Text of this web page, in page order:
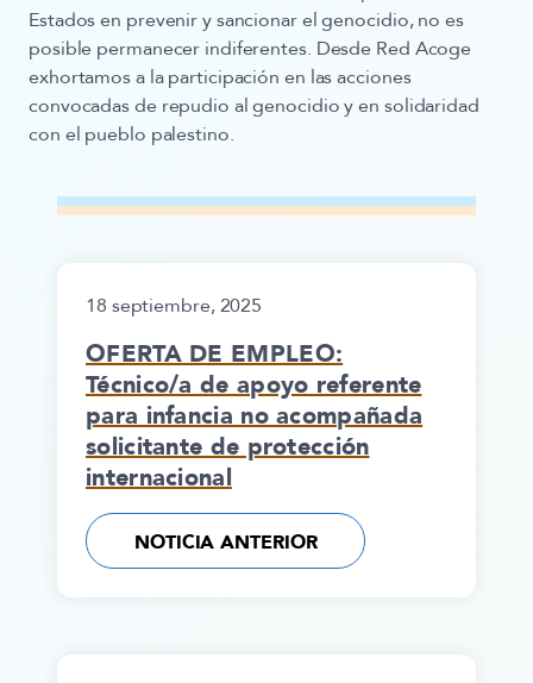
Estados en prevenir y sancionar el genocidio, no es
posible permanecer indiferentes. Desde Red Acoge
exhortamos a la participación en las acciones
convocadas de repudio al genocidio y en solidaridad
con el pueblo palestino.
18 septiembre, 2025
OFERTA DE EMPLEO:
Técnico/a de apoyo referente
para infancia no acompañada
solicitante de protección
internacional
NOTICIA ANTERIOR